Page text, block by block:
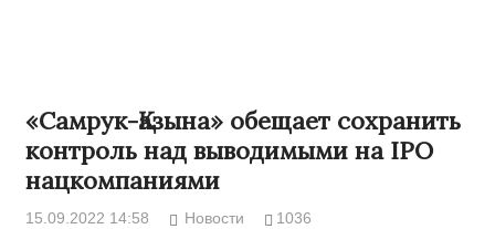
«Самрук-Қазына» обещает сохранить
контроль над выводимыми на IPO
нацкомпаниями
15.09.2022 14:58 Новости 1036